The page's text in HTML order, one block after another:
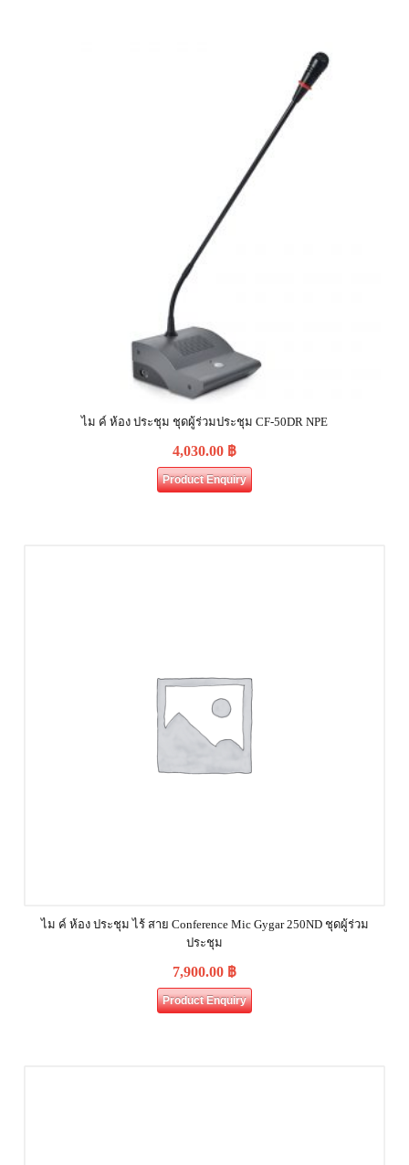
ไม ค์ ห้อง ประชุม ชุดผู้ร่วมประชุม CF-50DR NPE
4,030.00 ฿
Product Enquiry
ไม ค์ ห้อง ประชุม ไร้ สาย Conference Mic Gygar 250ND ชุดผู้ร่วม
ประชุม
7,900.00 ฿
Product Enquiry